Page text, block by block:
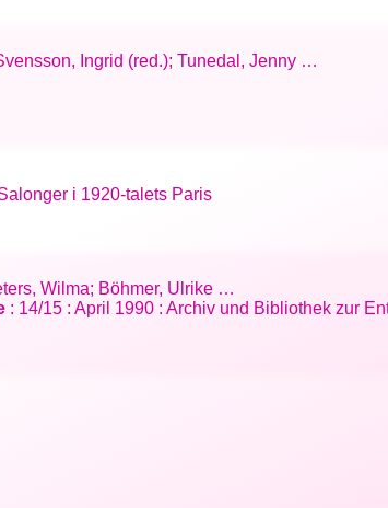
Ingrid (red.); Tunedal, Jenny …
i 1920-talets Paris
Wilma; Böhmer, Ulrike …
: 14/15 : April 1990 : Archiv und Bibliothek zur